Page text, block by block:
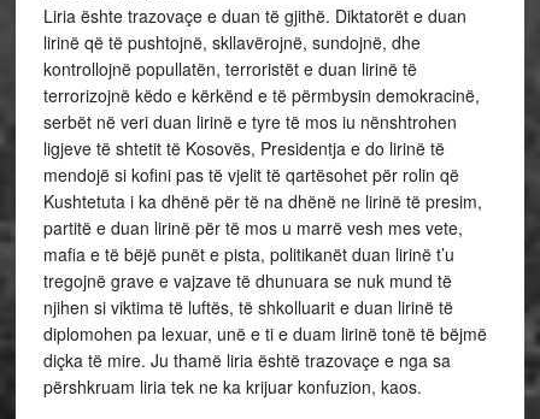
Liria ështe trazovaçe e duan të gjithë. Diktatorët e duan
lirinë që të pushtojnë, skllavërojnë, sundojnë, dhe
kontrollojnë popullatën, terroristët e duan lirinë të
terrorizojnë këdo e kërkënd e të përmbysin demokracinë,
serbët në veri duan lirinë e tyre të mos iu nënshtrohen
ligjeve të shtetit të Kosovës, Presidentja e do lirinë të
mendojë si kofini pas të vjelit të qartësohet për rolin që
Kushtetuta i ka dhënë për të na dhënë ne lirinë të presim,
partitë e duan lirinë për të mos u marrë vesh mes vete,
mafia e të bëjë punët e pista, politikanët duan lirinë t’u
tregojnë grave e vajzave të dhunuara se nuk mund të
njihen si viktima të luftës, të shkolluarit e duan lirinë të
diplomohen pa lexuar, unë e ti e duam lirinë tonë të bëjmë
diçka të mire. Ju thamë liria është trazovaçe e nga sa
përshkruam liria tek ne ka krijuar konfuzion, kaos.